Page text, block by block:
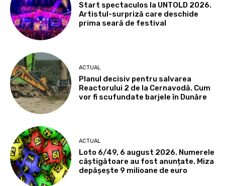
Start spectaculos la UNTOLD 2026.
Artistul-surpriză care deschide
prima seară de festival
ACTUAL
Planul decisiv pentru salvarea
Reactorului 2 de la Cernavodă. Cum
vor fi scufundate barjele în Dunăre
ACTUAL
Loto 6/49, 6 august 2026. Numerele
câștigătoare au fost anunțate. Miza
depășește 9 milioane de euro